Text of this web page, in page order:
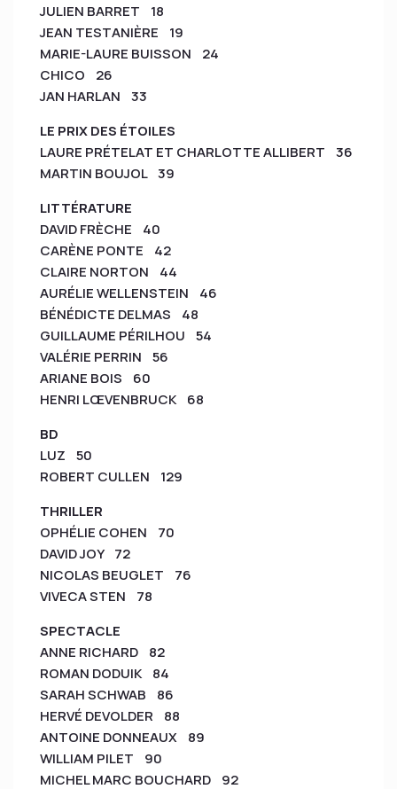
JULIEN BARRET 18
JEAN TESTANIÈRE 19
MARIE-LAURE BUISSON 24
CHICO 26
JAN HARLAN 33
LE PRIX DES ÉTOILES
LAURE PRÉTELAT ET CHARLOTTE ALLIBERT 36
MARTIN BOUJOL 39
LITTÉRATURE
DAVID FRÈCHE 40
CARÈNE PONTE 42
CLAIRE NORTON 44
AURÉLIE WELLENSTEIN 46
BÉNÉDICTE DELMAS 48
GUILLAUME PÉRILHOU 54
VALÉRIE PERRIN 56
ARIANE BOIS 60
HENRI LŒVENBRUCK 68
BD
LUZ 50
ROBERT CULLEN 129
THRILLER
OPHÉLIE COHEN 70
DAVID JOY 72
NICOLAS BEUGLET 76
VIVECA STEN 78
SPECTACLE
ANNE RICHARD 82
ROMAN DODUIK 84
SARAH SCHWAB 86
HERVÉ DEVOLDER 88
ANTOINE DONNEAUX 89
WILLIAM PILET 90
MICHEL MARC BOUCHARD 92